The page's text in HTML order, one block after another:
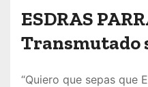
ESDRAS
Transmutado
“Quiero que sepas que